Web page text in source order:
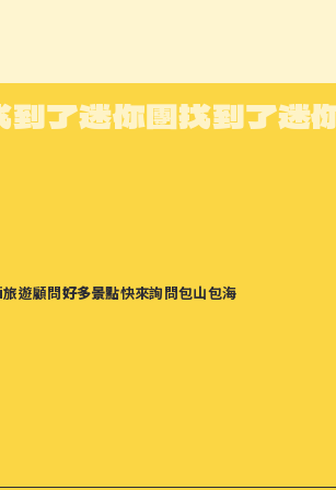
到了迷你團找到了迷
旅遊顧問好多景點快來詢問包山包海